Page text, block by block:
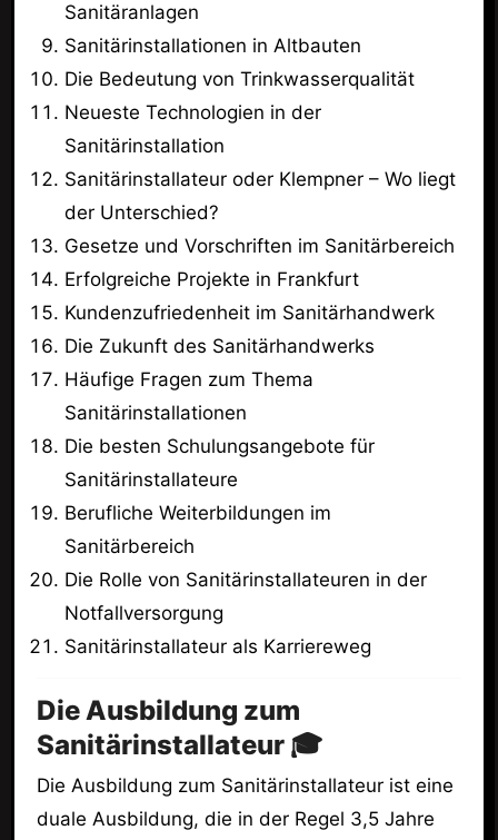
Sanitäranlagen
Sanitärinstallationen in Altbauten
Die Bedeutung von Trinkwasserqualität
Neueste Technologien in der
Sanitärinstallation
Sanitärinstallateur oder Klempner – Wo liegt
der Unterschied?
Gesetze und Vorschriften im Sanitärbereich
Erfolgreiche Projekte in Frankfurt
Kundenzufriedenheit im Sanitärhandwerk
Die Zukunft des Sanitärhandwerks
Häufige Fragen zum Thema
Sanitärinstallationen
Die besten Schulungsangebote für
Sanitärinstallateure
Berufliche Weiterbildungen im
Sanitärbereich
Die Rolle von Sanitärinstallateuren in der
Notfallversorgung
Sanitärinstallateur als Karriereweg
Die Ausbildung zum
Sanitärinstallateur 🎓
Die Ausbildung zum Sanitärinstallateur ist eine
duale Ausbildung, die in der Regel 3,5 Jahre